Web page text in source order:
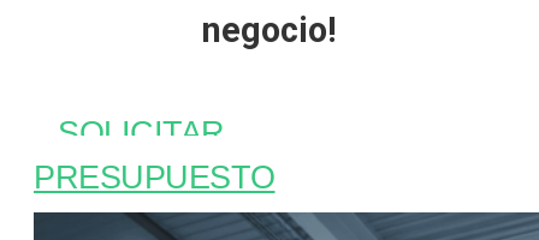
negocio!
SOLICITAR
PRESUPUESTO